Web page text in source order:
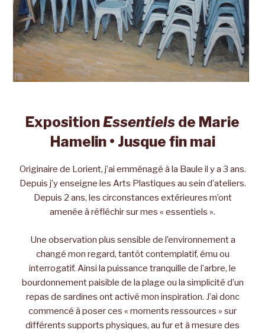
ExpositionEssentiels de Marie
Hamelin • Jusque fin mai
Originaire de Lorient, j’ai emménagé à la Baule il y a 3 ans.
Depuis j’y enseigne les Arts Plastiques au sein d’ateliers.
Depuis 2 ans, les circonstances extérieures m’ont
amenée à réfléchir sur mes « essentiels ».
Une observation plus sensible de l’environnement a
changé mon regard, tantôt contemplatif, ému ou
interrogatif. Ainsi la puissance tranquille de l’arbre, le
bourdonnement paisible de la plage ou la simplicité d’un
repas de sardines ont activé mon inspiration. J’ai donc
commencé à poser ces « moments ressources » sur
différents supports physiques, au fur et à mesure des